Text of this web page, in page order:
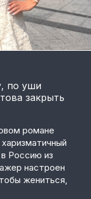
по уши
закрыть
романе
Россию из
настроен
жениться,